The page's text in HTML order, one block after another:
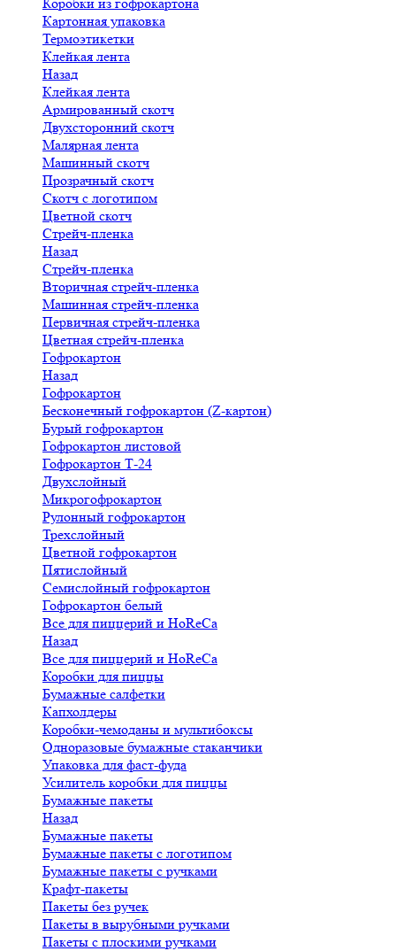
Картонная упаковка
Термоэтикетки
Клейкая лента
Назад
Клейкая лента
Армированный скотч
Двухсторонний скотч
Малярная лента
Машинный скотч
Прозрачный скотч
Скотч с логотипом
Цветной скотч
Стрейч-пленка
Назад
Стрейч-пленка
Вторичная стрейч-пленка
Машинная стрейч-пленка
Первичная стрейч-пленка
Цветная стрейч-пленка
Гофрокартон
Назад
Гофрокартон
Бесконечный гофрокартон (Z-картон)
Бурый гофрокартон
Гофрокартон листовой
Гофрокартон Т-24
Двухслойный
Микрогофрокартон
Рулонный гофрокартон
Трехслойный
Цветной гофрокартон
Пятислойный
Семислойный гофрокартон
Гофрокартон белый
Все для пиццерий и HoReCa
Назад
Все для пиццерий и HoReCa
Коробки для пиццы
Бумажные салфетки
Капхолдеры
Коробки-чемоданы и мультибоксы
Одноразовые бумажные стаканчики
Упаковка для фаст-фуда
Усилитель коробки для пиццы
Бумажные пакеты
Назад
Бумажные пакеты
Бумажные пакеты с логотипом
Бумажные пакеты с ручками
Крафт-пакеты
Пакеты без ручек
Пакеты в вырубными ручками
Пакеты с плоскими ручками